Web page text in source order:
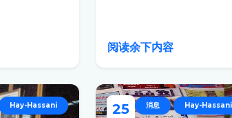
阅读余下内容
Hay-Hassani 25 消息 Hay-Hassani